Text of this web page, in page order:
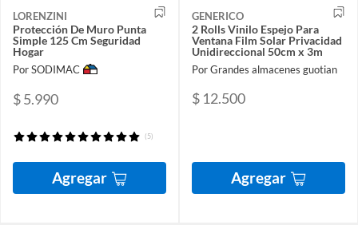
LORENZINI
Protección De Muro Punta
Simple 125 Cm Seguridad
Hogar
Por SODIMAC
$ 5.990
(5)
Agregar
GENERICO
2 Rolls Vinilo Espejo Para
Ventana Film Solar Privacidad
Unidireccional 50cm x 3m
Por Grandes almacenes guotian
$ 12.500
Agregar